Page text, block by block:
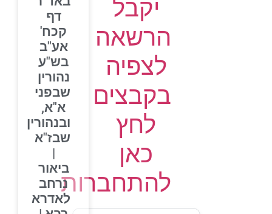
יקבל
הרשאה
לצפיה
בקבצים
לחץ
כאן
להתחברות
דף
קכח'
אע"ב
בש"ע
נהורין
שבפני
א"א,
ובנהורין
שבז"א
ביאור
נרחב
לאדרא